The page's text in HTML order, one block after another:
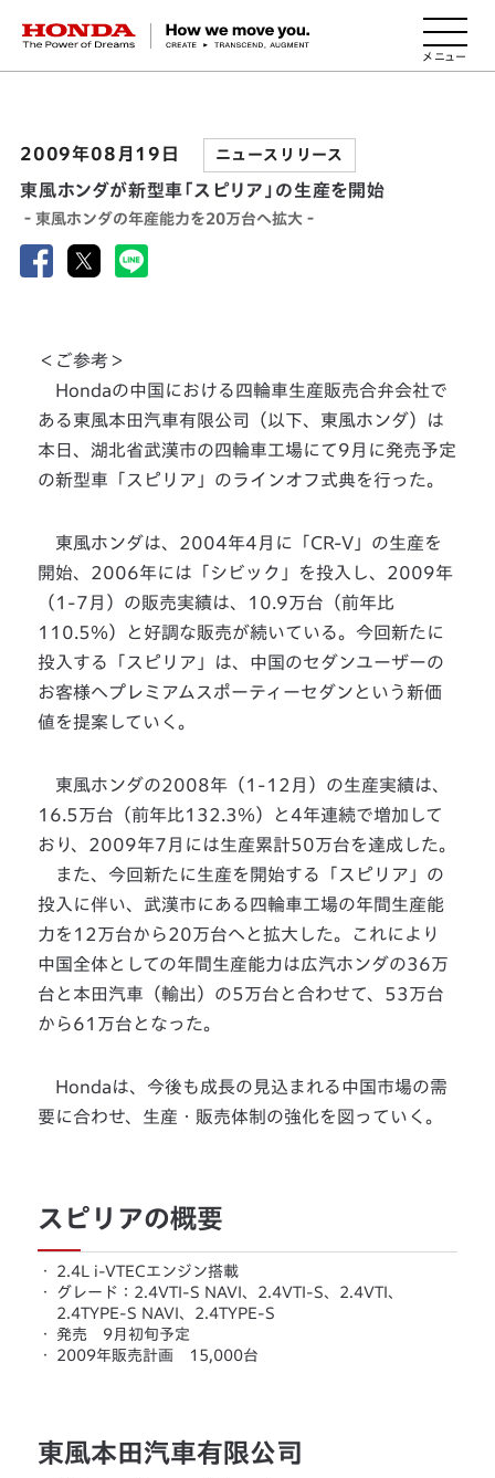
HONDA The Power of Dreams
2009年08月19日 ニュースリリース
東風ホンダが新型車「スピリア」の生産を開始
‐東風ホンダの年産能力を20万台へ拡大‐
＜ご参考＞
Hondaの中国における四輪車生産販売合弁会社で
ある東風本田汽車有限公司（以下、東風ホンダ）は
本日、湖北省武漢市の四輪車工場にて9月に発売予定
の新型車「スピリア」のラインオフ式典を行った。
東風ホンダは、2004年4月に「CR-V」の生産を
開始、2006年には「シビック」を投入し、2009年
（1-7月）の販売実績は、10.9万台（前年比
110.5％）と好調な販売が続いている。今回新たに
投入する「スピリア」は、中国のセダンユーザーの
お客様へプレミアムスポーティーセダンという新価
値を提案していく。
東風ホンダの2008年（1-12月）の生産実績は、
16.5万台（前年比132.3％）と4年連続で増加して
おり、2009年7月には生産累計50万台を達成した。
また、今回新たに生産を開始する「スピリア」の
投入に伴い、武漢市にある四輪車工場の年間生産能
力を12万台から20万台へと拡大した。これにより
中国全体としての年間生産能力は広汽ホンダの36万
台と本田汽車（輸出）の5万台と合わせて、53万台
から61万台となった。
Hondaは、今後も成長の見込まれる中国市場の需
要に合わせ、生産・販売体制の強化を図っていく。
スピリアの概要
・
2.4L i-VTECエンジン搭載
・
グレード：2.4VTI-S NAVI、2.4VTI-S、2.4VTI、
2.4TYPE-S NAVI、2.4TYPE-S
・
発売 9月初旬予定
・
2009年販売計画 15,000台
東風本田汽車有限公司